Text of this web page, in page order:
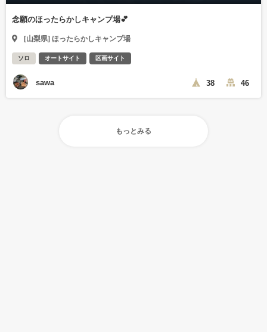
念願のほったらかしキャンプ場💕
[山梨県] ほったらかしキャンプ場
ソロ オートサイト 区画サイト
sawa 38 46
もっとみる